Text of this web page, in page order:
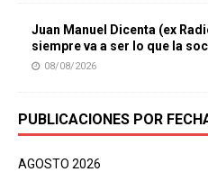
Juan Manuel Dicenta (ex
siempre va a ser lo que la
08/08/2026
PUBLICACIONES POR
AGOSTO 2026